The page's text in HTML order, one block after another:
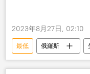
2023年8月27日, 02:10
最低 俄羅斯